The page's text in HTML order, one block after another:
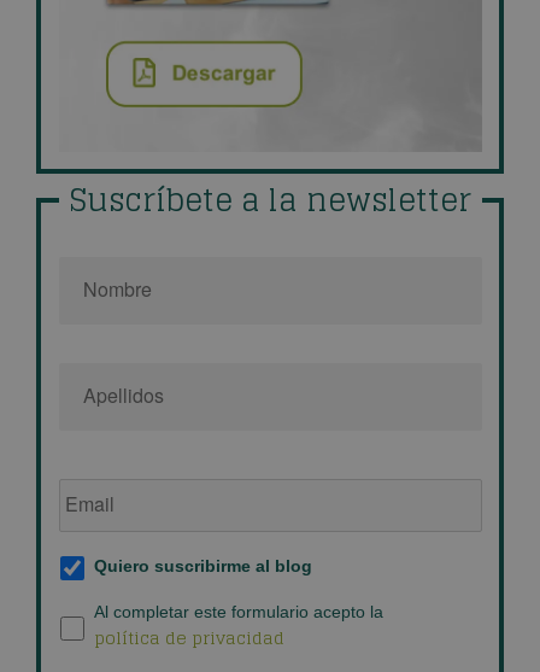
Suscríbete a la newsletter
de
Suscripción
al
blog
*
Quiero suscribirme al blog
Política
de
Al completar este formulario acepto la
política de privacidad